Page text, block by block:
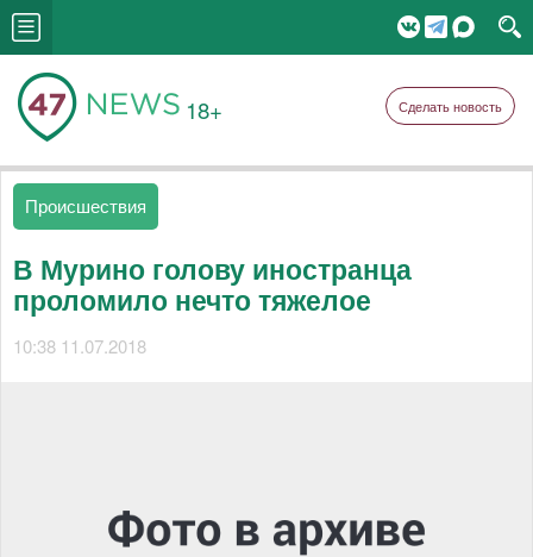
18+ Сделать новость
Происшествия
В Мурино голову иностранца
проломило нечто тяжелое
10:38 11.07.2018